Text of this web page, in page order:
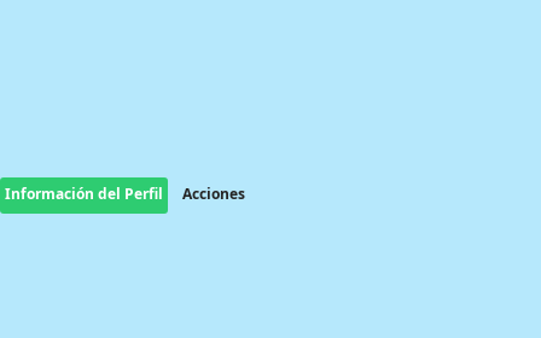
Información del Perfil Acciones